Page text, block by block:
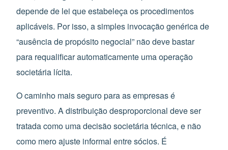
depende de lei que estabeleça os procedimentos
aplicáveis. Por isso, a simples invocação genérica de
“ausência de propósito negocial” não deve bastar
para requalificar automaticamente uma operação
societária lícita.
O caminho mais seguro para as empresas é
preventivo. A distribuição desproporcional deve ser
tratada como uma decisão societária técnica, e não
como mero ajuste informal entre sócios. É